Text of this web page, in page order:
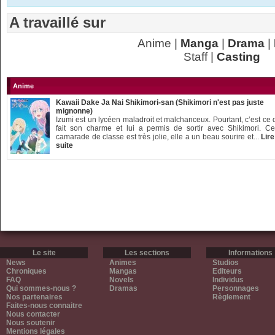
A travaillé sur
Anime | Manga| Drama|
Staff | Casting
Anime
Kawaii Dake Ja Nai Shikimori-san (Shikimori n'est pas juste
mignonne)
Izumi est un lycéen maladroit et malchanceux. Pourtant, c’est ce
fait son charme et lui a permis de sortir avec Shikimori.
camarade de classe est très jolie, elle a un beau sourire et...
suite
Le site
News
Chroniques
FAQ
Qui sommes-nous ?
Nos partenaires
Faites-nous connaitre
Nous contacter
Nous soutenir
Mentions légales
Les sections
Animes
Mangas
Novels
Dramas
Informations
Studios
Editeurs
Individus
Personnages
Règlement